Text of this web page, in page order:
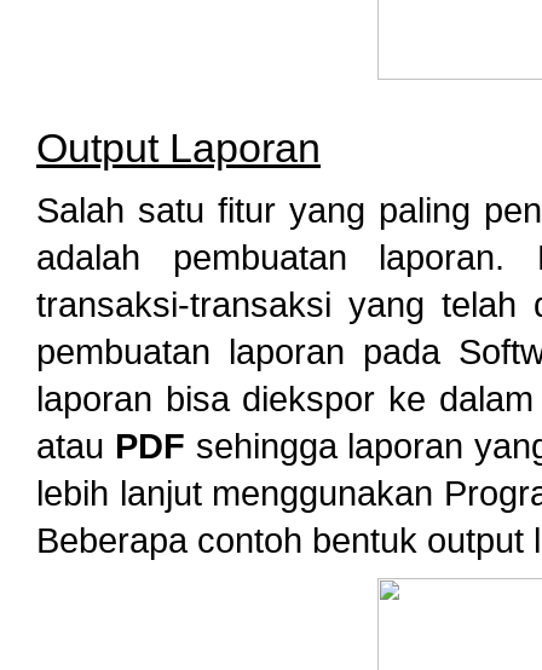
Output Laporan
Salah satu fitur yang paling
adalah pembuatan
transaksi-transaksi yang telah
pembuatan laporan pada
laporan bisa diekspor ke
atau PDF sehingga laporan
lebih lanjut menggunakan
Beberapa contoh bentuk